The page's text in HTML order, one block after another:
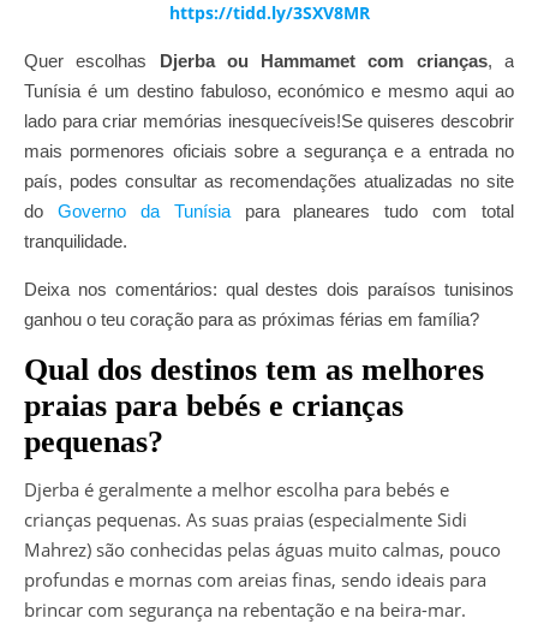
https://tidd.ly/3SXV8MR
Quer escolhas Djerba ou Hammamet com crianças, a
Tunísia é um destino fabuloso, económico e mesmo aqui ao
lado para criar memórias inesquecíveis!Se quiseres descobrir
mais pormenores oficiais sobre a segurança e a entrada no
país, podes consultar as recomendações atualizadas no site
do Governo da Tunísiapara planeares tudo com total
tranquilidade.
Deixa nos comentários: qual destes dois paraísos tunisinos
ganhou o teu coração para as próximas férias em família?
Qual dos destinos tem as melhores
praias para bebés e crianças
pequenas?
Djerba é geralmente a melhor escolha para bebés e
crianças pequenas. As suas praias (especialmente Sidi
Mahrez) são conhecidas pelas águas muito calmas, pouco
profundas e mornas com areias finas, sendo ideais para
brincar com segurança na rebentação e na beira-mar.